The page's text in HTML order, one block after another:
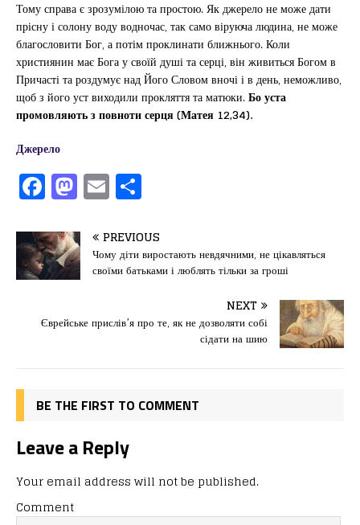
Тому справа є зрозумілою та простою. Як джерело не може дати
прісну і солону воду водночас, так само віруюча людина, не може
благословити Бог, а потім проклинати ближнього. Коли
християнин має Бога у своїй душі та серці, він живиться Богом в
Причасті та роздумує над Його Словом вночі і в день, неможливо,
щоб з його уст виходили прокляття та матюки.Бо уста
промовляють з повноти серця (Матея 12,34).
Джерело
F
a
c
e
b
o
o
M
a
st
o
d
o
n
E
m
ai
l
іл
и
т
ис
я
PREVIOUS
Чому діти виростають невдячними, не цікавляться
своїми батьками і люблять тільки за гроші
NEXT
Єврейське прислів’я про те, як не дозволяти собі
сідати на шию
BE THE FIRST TO COMMENT
Leave a Reply
Your email address will not be published.
Comment